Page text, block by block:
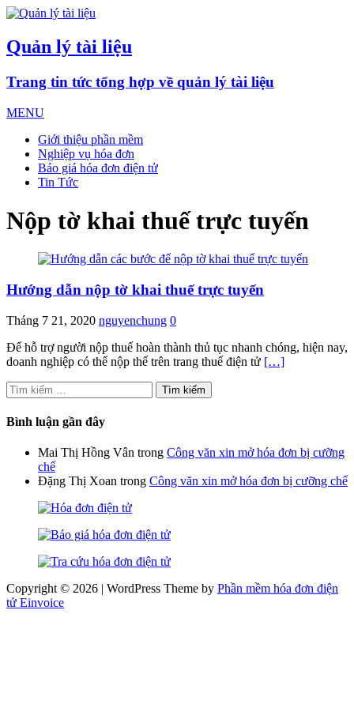
Quản lý tài liệu
Trang tin tức tổng hợp về quản lý tài liệu
MENU
Giới thiệu phần mềm
Nghiệp vụ hóa đơn
Báo giá hóa đơn điện tử
Tin Tức
Nộp tờ khai thuế trực tuyến
Hướng dẫn nộp tờ khai thuế trực tuyến
Tháng 7 21, 2020 nguyenchung 0
Để hỗ trợ người nộp thuế hoàn thành thủ tục nhanh chóng, hiện nay,
doanh nghiệp có thể nộp thế trên trang thuế điện tử […]
Tìm
kiếm
cho:
Bình luận gần đây
Mai Thị Hồng Vân trong Công văn xin mở hóa đơn bị cưỡng
chế
Đặng Thị Xoan trong Công văn xin mở hóa đơn bị cưỡng chế
Copyright © 2026 | WordPress Theme by Phần mềm hóa đơn điện
tử Einvoice